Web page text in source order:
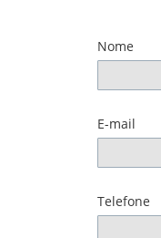
Nome
E-mail
Telefone